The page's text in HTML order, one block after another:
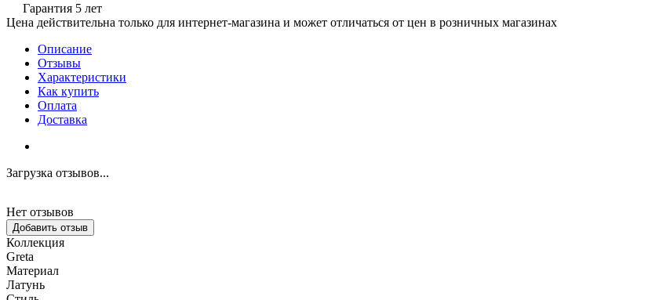
Гарантия 5 лет
Цена действительна только для интернет-магазина и может отличаться от цен в розничных магазинах
Описание
Отзывы
Характеристики
Как купить
Оплата
Доставка
Загрузка отзывов...
Нет отзывов
Добавить отзыв
Коллекция
Greta
Материал
Латунь